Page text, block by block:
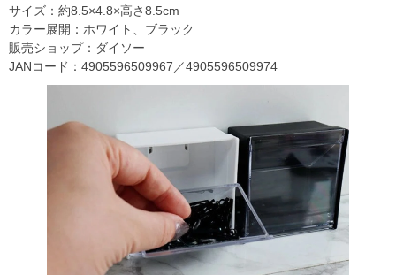
サイズ：約8.5×4.8×高さ8.5cm
カラー展開：ホワイト、ブラック
販売ショップ：ダイソー
JANコード：4905596509967／4905596509974